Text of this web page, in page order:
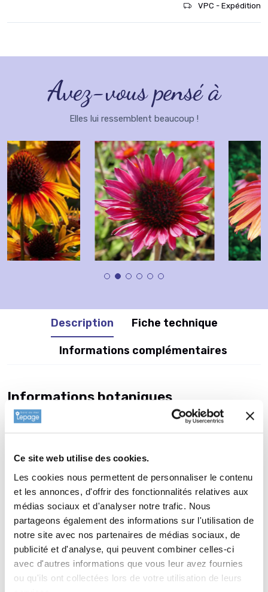
Ce site web utilise des cookies.
Les cookies nous permettent de personnaliser le contenu
et les annonces, d'offrir des fonctionnalités relatives aux
médias sociaux et d'analyser notre trafic. Nous
partageons également des informations sur l'utilisation de
notre site avec nos partenaires de médias sociaux, de
publicité et d'analyse, qui peuvent combiner celles-ci
avec d'autres informations que vous leur avez fournies
ou qu'ils ont collectées lors de votre utilisation de leurs
VPC - Expédition
Avez-vous pensé à
Elles lui ressemblent beaucoup !
Description Fiche technique
Informations complémentaires
Informations botaniques
Famille : Asteraceae
Genre : ECHINACEA
Complément : 0
Plantation deECHINACEA 'Cheyenne
Spirit'
La plantation d’une vivace est une opération très simple. Faire
un trou de 2 à 3 fois la taille du pot. Ameublir au fond du trou
et venir écraser la terre meuble avec la motte de votre plante.
Reboucher avec la terre que vous avez sortie auparavant.
Paillez avec 2 à 3 cm de copeau de bois ou de paille (lin ou